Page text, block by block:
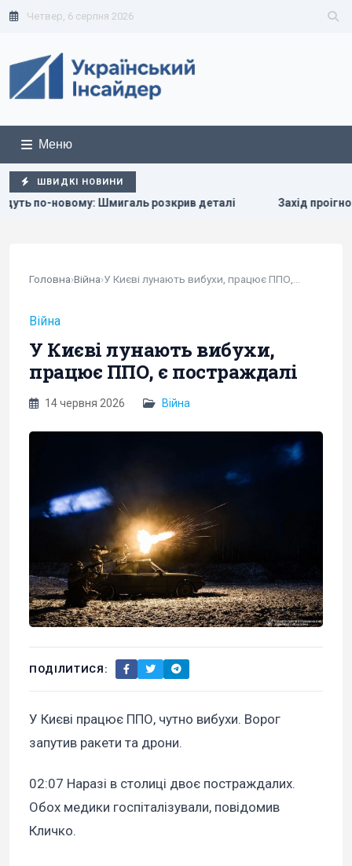
Четвер, 6 серпня 2026
Меню
ШВИДКІ НОВИНИ
Шмигаль розкрив деталі Захід проігнорував прохання
Головна›Війна›
Війна
У Києві лунають вибухи,
працює ППО, є постраждалі
14 червня 2026 Війна
ПОДІЛИТИСЯ:
У Києві працює ППО, чутно вибухи. Ворог
запутив ракети та дрони.
02:07 Наразі в столиці двоє постраждалих.
Обох медики госпіталізували, повідомив
Кличко.